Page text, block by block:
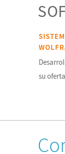
su